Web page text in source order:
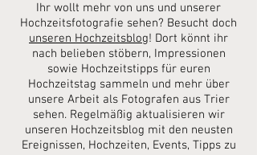
Ihr wollt mehr von uns und unserer
Hochzeitsfotografie sehen? Besucht doch
unseren Hochzeitsblog! Dort könnt ihr
nach belieben stöbern, Impressionen
sowie Hochzeitstipps für euren
Hochzeitstag sammeln und mehr über
unsere Arbeit als Fotografen aus Trier
sehen. Regelmäßig aktualisieren wir
unseren Hochzeitsblog mit den neusten
Ereignissen, Hochzeiten, Events, Tipps zu